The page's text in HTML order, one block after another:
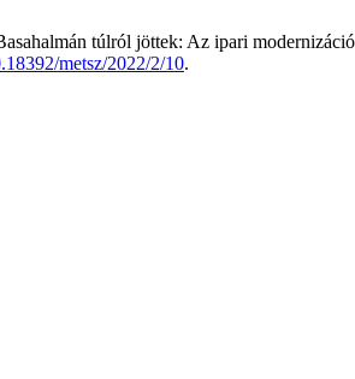
túlról jöttek: Az ipari
metsz/2022/2/10.